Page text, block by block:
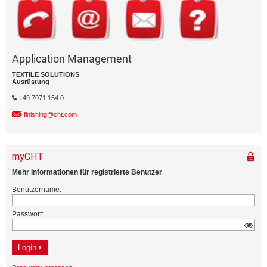
Application Management
TEXTILE SOLUTIONS
Ausrüstung
+49 7071 154 0
finishing@cht.com